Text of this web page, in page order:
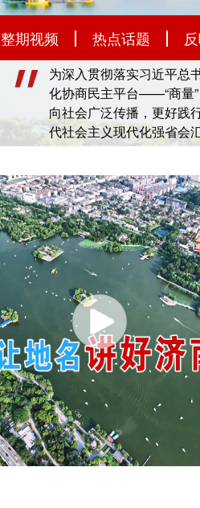
整期视频 热点话题
为深入贯彻落实习近平总
化协商民主平台——“商量
向社会广泛传播，更好践
代社会主义现代化强省会